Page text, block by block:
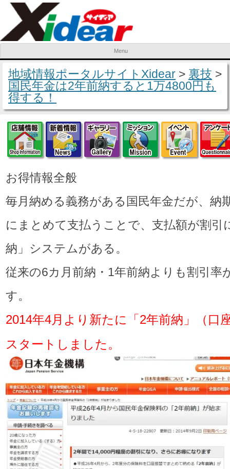
Menu
Skip to content
地域情報ポータルサイトXidear > 裏技 >
国民年金は2年前納すると1万4800円も
得する！
店舗情報新着情報ギャラリーミッション
イベ
お得情報全般
毎月納める義務がある国民年金だが、納
にまとめて支払うことで、支払額が割引
納」システムがある。
従来の6カ月前納・1年前納よりも割引率
す。
2014年4月より新たに「2年前納」（口
スタートしました。